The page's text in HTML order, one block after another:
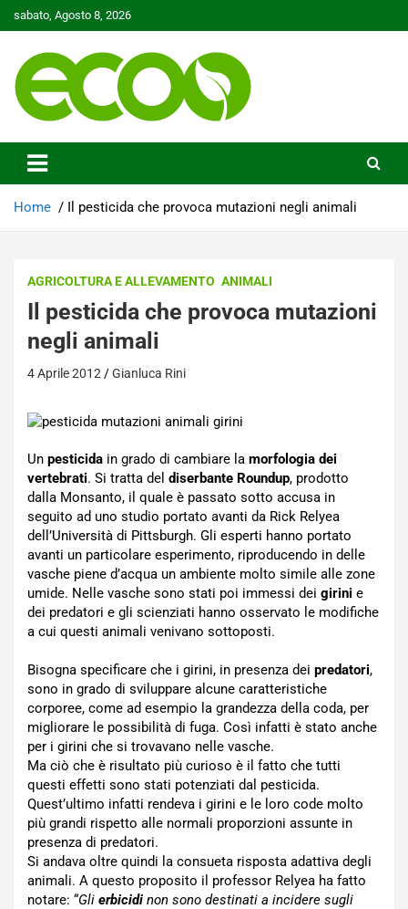
to
sabato, Agosto 8, 2026
Ecoo.it
Home Il pesticida che provoca mutazioni negli animali
AGRICOLTURA E ALLEVAMENTO ANIMALI
Il pesticida che provoca mutazioni
negli animali
4 Aprile 2012 Gianluca Rini
Un pesticida in grado di cambiare la morfologia dei
vertebrati. Si tratta del diserbante Roundup, prodotto
dalla Monsanto, il quale è passato sotto accusa in
seguito ad uno studio portato avanti da Rick Relyea
dell’Università di Pittsburgh. Gli esperti hanno portato
avanti un particolare esperimento, riproducendo in delle
vasche piene d’acqua un ambiente molto simile alle zone
umide. Nelle vasche sono stati poi immessi dei girini e
dei predatori e gli scienziati hanno osservato le modifiche
a cui questi animali venivano sottoposti.
Bisogna specificare che i girini, in presenza dei predatori,
sono in grado di sviluppare alcune caratteristiche
corporee, come ad esempio la grandezza della coda, per
migliorare le possibilità di fuga. Così infatti è stato anche
per i girini che si trovavano nelle vasche.
Ma ciò che è risultato più curioso è il fatto che tutti
questi effetti sono stati potenziati dal pesticida.
Quest’ultimo infatti rendeva i girini e le loro code molto
più grandi rispetto alle normali proporzioni assunte in
presenza di predatori.
Si andava oltre quindi la consueta risposta adattiva degli
animali. A questo proposito il professor Relyea ha fatto
notare: “Gli erbicidi non sono destinati a incidere sugli